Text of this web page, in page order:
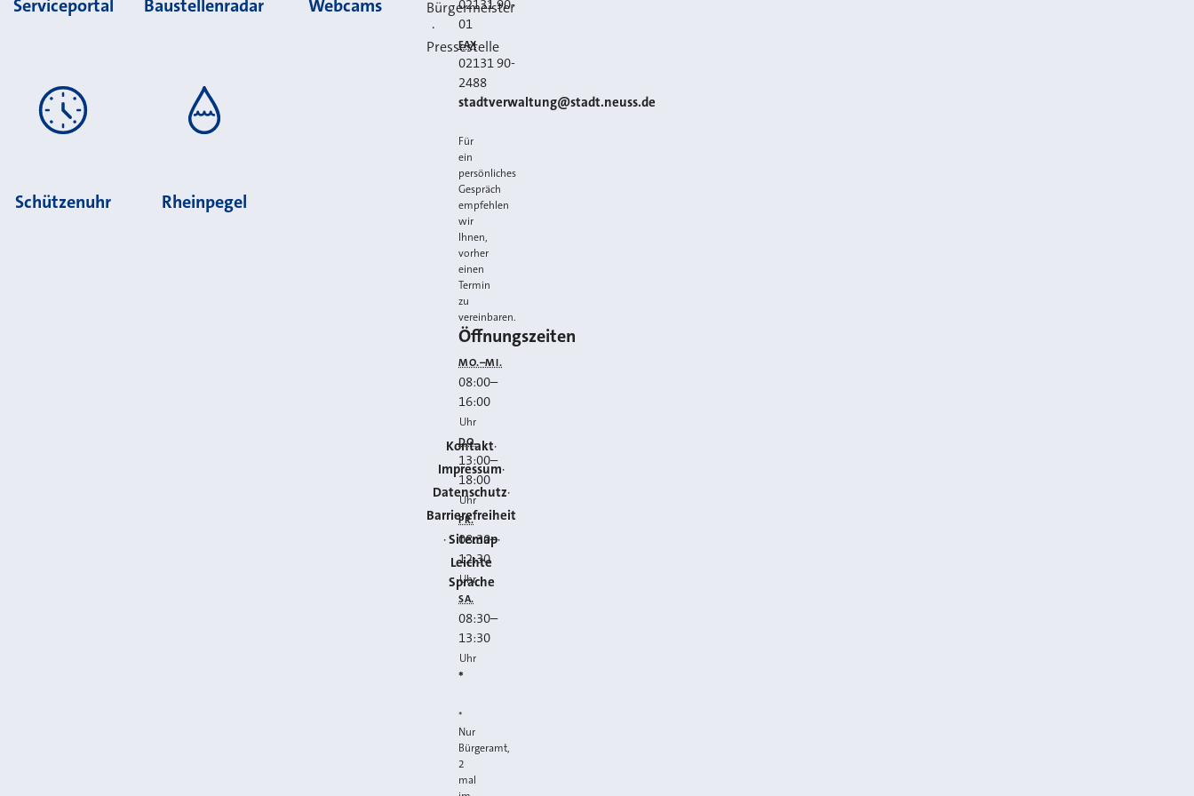
Serviceportal Baustellenradar Webcams
Schützenuhr Rheinpegel
Bürgermeister
·
Pressestelle
Kontakt
Impressum
Datenschutz
Barrierefreiheit
Sitemap
Leichte
Sprache
02131 90-
01
FAX
02131 90-
2488
E-MAIL
stadtverwaltung@stadt.neuss.de
Für
ein
persönliches
Gespräch
empfehlen
wir
Ihnen,
vorher
einen
Termin
zu
vereinbaren.
Öffnungszeiten
MO.–MI.
08:00–
16:00
Uhr
DO.
13:00–
18:00
Uhr
FR.
08:30–
12:30
Uhr
SA.
08:30–
13:30
Uhr
*
*
Nur
Bürgeramt,
2
mal